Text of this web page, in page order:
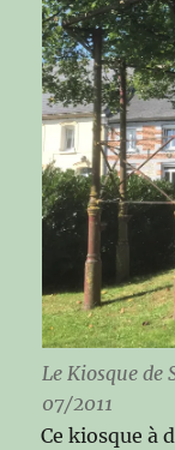
Le Kiosque
07/2011
Ce kiosque à